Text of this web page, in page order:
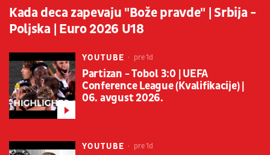
Kada deca zapevaju "Bože pravde" | Srbija -
Poljska | Euro 2026 U18
YOUTUBE pre 1d
Partizan - Tobol 3:0 | UEFA
Conference League (Kvalifikacije) |
06. avgust 2026.
YOUTUBE pre 1d